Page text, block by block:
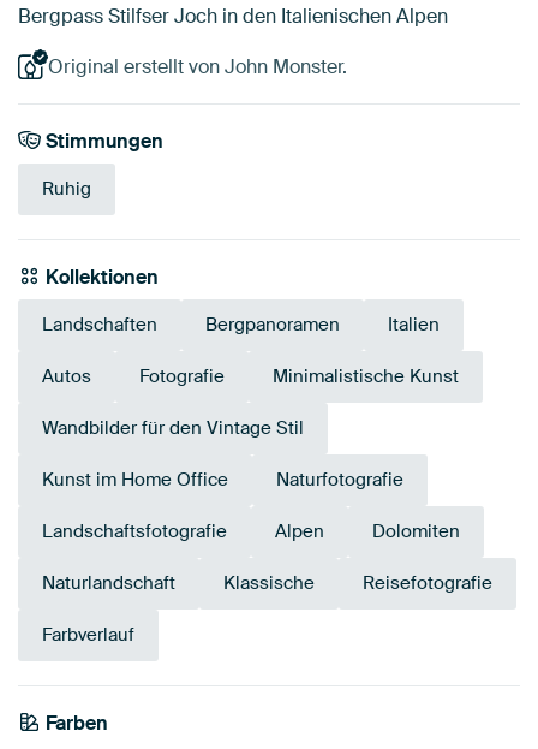
Bergpass Stilfser Joch in den Italienischen Alpen
Original erstellt von John Monster.
Stimmungen
Ruhig
Kollektionen
Landschaften Bergpanoramen Italien
Autos Fotografie Minimalistische Kunst
Wandbilder für den Vintage Stil
Kunst im Home Office Naturfotografie
Landschaftsfotografie Alpen Dolomiten
Naturlandschaft Klassische Reisefotografie
Farbverlauf
Farben
Weiß